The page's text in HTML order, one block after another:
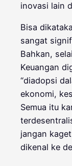
inovasi lain
Bisa
sangat
Bahkan,
Keuangan
“diadopsi
ekonomi,
Semua itu
jangan
dikenal ke